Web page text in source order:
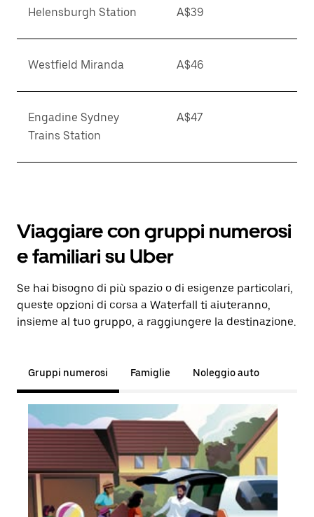
Helensburgh Station A$39
Westfield Miranda A$46
Engadine Sydney
Trains Station
A$47
Viaggiare con gruppi numerosi
e familiari su Uber
Se hai bisogno di più spazio o di esigenze particolari,
queste opzioni di corsa a Waterfall ti aiuteranno,
insieme al tuo gruppo, a raggiungere la destinazione.
Gruppi numerosi Famiglie Noleggio auto